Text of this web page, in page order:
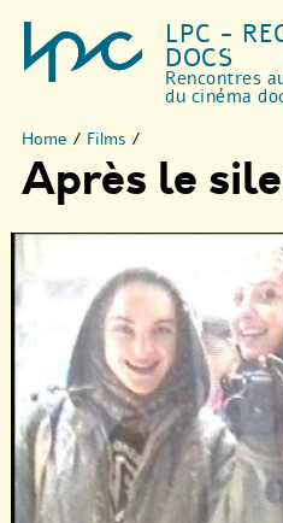
LPC -
DOCS
Rencontres
du cinéma
Home / Films /
Après le